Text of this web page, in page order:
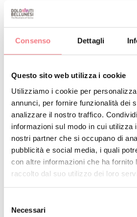
Consenso Dettagli
Questo sito web utilizza i cookie
Utilizziamo i cookie per
annunci, per fornire funzionalità dei
analizzare il nostro traffico.
informazioni sul modo in cui utilizza
nostri partner che si occupano di
pubblicità e social media, i quali
con altre informazioni che ha fornito
raccolto dal suo utilizzo dei loro
delNecessari
MOSTRA PITTURA DI DINA SITRAN
INFO E CONTATTI
L'universo in un cerchio
Come arrivare